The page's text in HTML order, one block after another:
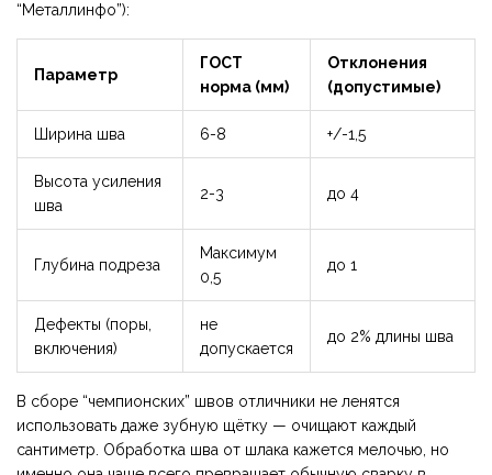
“Металлинфо”):
Параметр
ГОСТ
норма (мм)
Отклонения
(допустимые)
Ширина шва 6-8 +/-1,5
Высота усиления
шва
2-3 до 4
Глубина подреза
Максимум
0,5
до 1
Дефекты (поры,
включения)
не
допускается
до 2% длины шва
В сборе “чемпионских” швов отличники не ленятся
использовать даже зубную щётку — очищают каждый
сантиметр. Обработка шва от шлака кажется мелочью, но